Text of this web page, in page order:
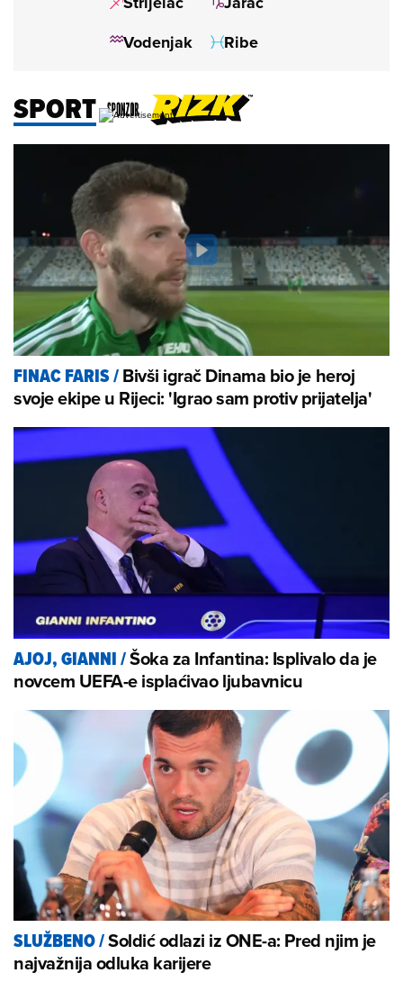
SPORT
FINAC FARIS/Bivši igrač Dinama bio je heroj
svoje ekipe u Rijeci: 'Igrao sam protiv prijatelja'
AJOJ, GIANNI/Šoka za Infantina: Isplivalo da je
novcem UEFA-e isplaćivao ljubavnicu
SLUŽBENO/Soldić odlazi iz ONE-a: Pred njim je
najvažnija odluka karijere